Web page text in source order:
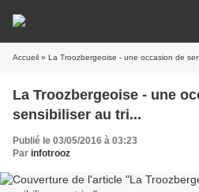
Accueil » La Troozbergeoise - une occasion de
La Troozbergeoise - une
sensibiliser au tri...
Publié le 03/05/2016 à 03:23
Par infotrooz